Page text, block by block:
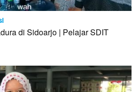
di Sidoarjo | Pelajar SDIT